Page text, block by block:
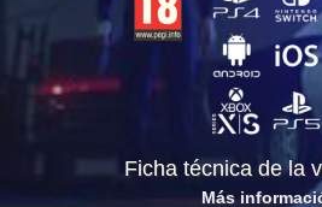
Ficha técnica de la
Más